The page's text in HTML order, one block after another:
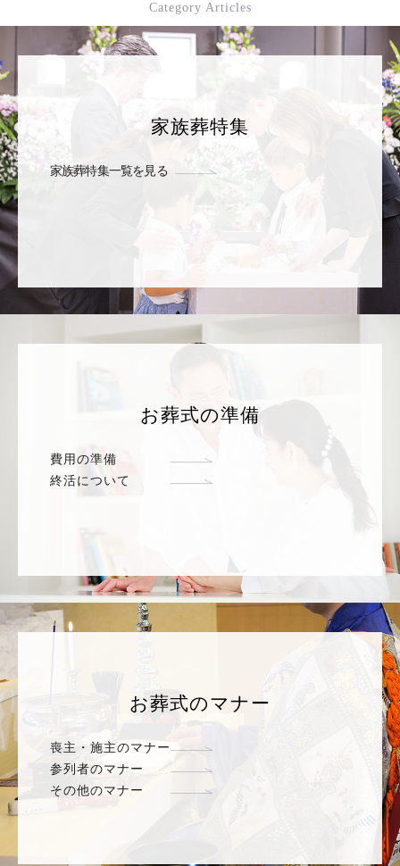
Category Articles
家族葬特集
家族葬特集一覧を見る
お葬式の準備
費用の準備
終活について
お葬式のマナー
喪主・施主のマナー
参列者のマナー
その他のマナー